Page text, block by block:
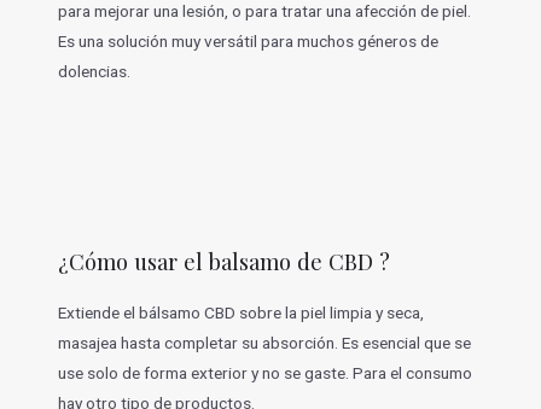
para mejorar una lesión, o para tratar una afección de piel.
Es una solución muy versátil para muchos géneros de
dolencias.
¿Cómo usar el balsamo de CBD ?
Extiende el bálsamo CBD sobre la piel limpia y seca,
masajea hasta completar su absorción. Es esencial que se
use solo de forma exterior y no se gaste. Para el consumo
hay otro tipo de productos.